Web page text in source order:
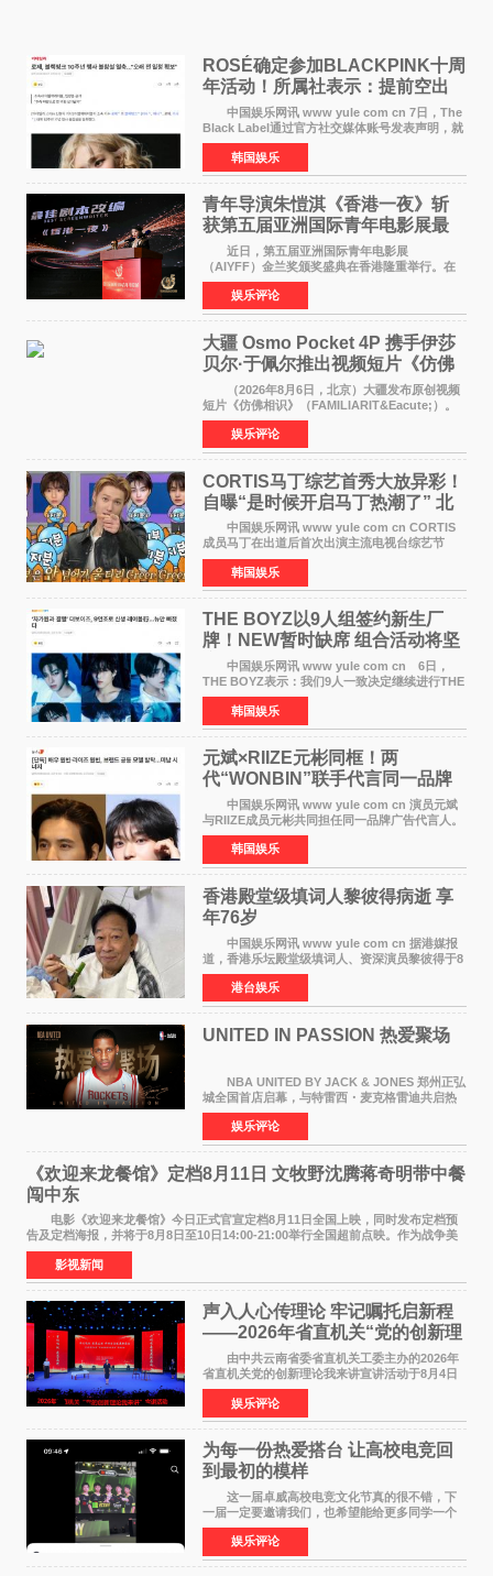
ROSÉ确定参加BLACKPINK十周
年活动！所属社表示：提前空出
了时间
中国娱乐网讯 www yule com cn 7日，The
Black Label通过官方社交媒体账号发表声明，就
近期网络上关于ROS&Eacute;个人行程及是否参
加BLACKPINK出道纪念活动的种种猜测作出正
式回应。 Th
韩国娱乐
青年导演朱愷淇《香港一夜》斩
获第五届亚洲国际青年电影展最
佳剧本改编奖
近日，第五届亚洲国际青年电影展
（AIYFF）金兰奖颁奖盛典在香港隆重举行。在
这场汇聚数百位海内外电影人、文化界人士及媒
体代表的亚洲青年影视盛会上，香港本土电影
《香港一夜》（Dawn in Ho
娱乐评论
大疆 Osmo Pocket 4P 携手伊莎
贝尔·于佩尔推出视频短片《仿佛
相识》
（2026年8月6日，北京）大疆发布原创视频
短片《仿佛相识》（FAMILIARIT&Eacute;）。
视频短片由戛纳国际电影节最佳女演员伊莎贝尔·
于佩尔（Isabelle Huppert）主演，全程使用大
疆首款双主摄口
娱乐评论
CORTIS马丁综艺首秀大放异彩！
自曝“是时候开启马丁热潮了” 北
美巡演火热进行中
中国娱乐网讯 www yule com cn CORTIS
成员马丁在出道后首次出演主流电视台综艺节
目，展现了多才多艺的魅力。 马丁出演了5日
播出的MBC《Radio Star》Fashion与Passion
之间，I&lsquo;m
韩国娱乐
THE BOYZ以9人组签约新生厂
牌！NEW暂时缺席 组合活动将坚
定不移继续
中国娱乐网讯 www yule com cn 6日，
THE BOYZ表示：我们9人一致决定继续进行THE
BOYZ组合活动，并且已经完成了组合团体活动
签约。目前正在新生厂牌下进行活动准备。尚未
离开THE BOYZ原所
韩国娱乐
元斌×RIIZE元彬同框！两
代“WONBIN”联手代言同一品牌
颜值天花板合体
中国娱乐网讯 www yule com cn 演员元斌
与RIIZE成员元彬共同担任同一品牌广告代言人。
6日据独家报道，继演员元斌之后，RIIZE元彬最
近也被选为某在线中介平台A公司的共同广告代言
人，两人将作
韩国娱乐
香港殿堂级填词人黎彼得病逝 享
年76岁​
中国娱乐网讯 www yule com cn 据港媒报
道，香港乐坛殿堂级填词人、资深演员黎彼得于8
月5日上午因病离世，终年76岁。好友钟志光透
露，黎彼得今年3月中风后便卧床休养，身体机能
持续衰退，最
港台娱乐
UNITED IN PASSION 热爱聚场
NBA UNITED BY JACK & JONES 郑州正弘
城全国首店启幕，与特雷西・麦克格雷迪共启热
爱 2026 年7 月21 日，
NBAUNITEDBYJACK&JONES 全国首店，于郑
州正弘城正式启幕。NBA 传奇球星
娱乐评论
《欢迎来龙餐馆》定档8月11日 文牧野沈腾蒋奇明带中餐
闯中东
电影《欢迎来龙餐馆》今日正式官宣定档8月11日全国上映，同时发布定档预
告及定档海报，并将于8月8日至10日14:00-21:00举行全国超前点映。作为战争美
食大片，影片讲述的是中国厨师徐福（沈腾
影视新闻
声入人心传理论 牢记嘱托启新程
——2026年省直机关“党的创新理
论我来讲”宣讲活动圆满落幕
由中共云南省委省直机关工委主办的2026年
省直机关党的创新理论我来讲宣讲活动于8月4日
至5日在昆明举办。活动以 "牢记嘱托 感恩奋进
开创云南发展新局面 "为主题，坚持以新时代中国
特色社会主义
娱乐评论
为每一份热爱搭台 让高校电竞回
到最初的模样
这一届卓威高校电竞文化节真的很不错，下
一届一定要邀请我们，也希望能给更多同学一个
来到现场的机会。 2026卓威高校电竞文化节
已经落下帷幕，在活动结束后，仍有不少高校电
竞社负责人和现
娱乐评论